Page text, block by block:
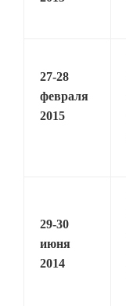
27-28
февраля
2015
29-30
июня
2014